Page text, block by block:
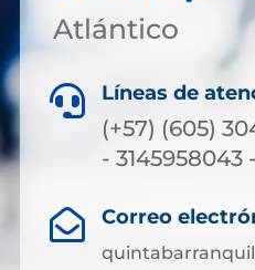
Atlántico
 Líneas de
(+57) (605)
- 3145958043
 Correo